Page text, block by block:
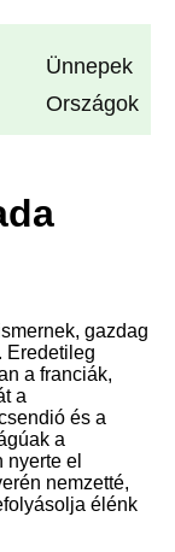
Ünnepek
Országok
gazdag
Eredetileg
a franciák,
a
és a
a
el
nemzetté,
élénk